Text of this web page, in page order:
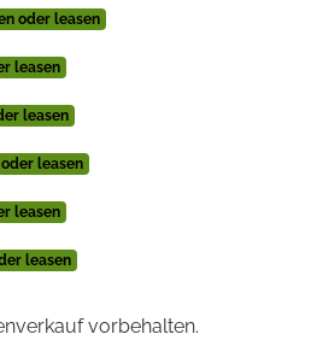
oder leasen
leasen
leasen
leasen
leasen
leasen
vorbehalten.